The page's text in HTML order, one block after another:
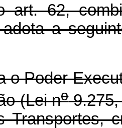
art. 62,
a
Poder
(Lei no9.275,
Transportes,